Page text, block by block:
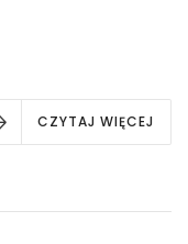
CZYTAJ WIĘCEJ